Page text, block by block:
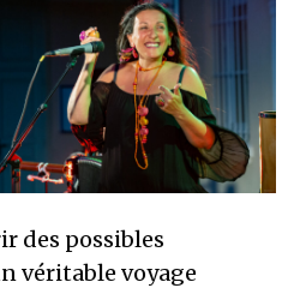
des possibles
véritable voyage